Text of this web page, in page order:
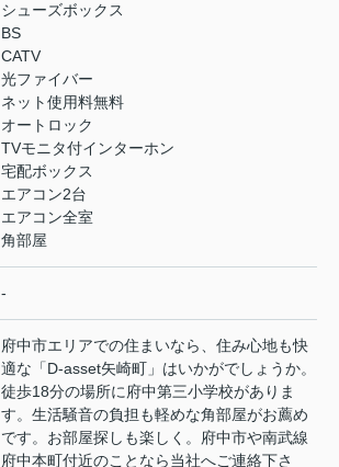
シューズボックス
BS
CATV
光ファイバー
ネット使用料無料
オートロック
TVモニタ付インターホン
宅配ボックス
エアコン2台
エアコン全室
角部屋
-
府中市エリアでの住まいなら、住み心地も快
適な「D-asset矢崎町」はいかがでしょうか。
徒歩18分の場所に府中第三小学校がありま
す。生活騒音の負担も軽めな角部屋がお薦め
です。お部屋探しも楽しく。府中市や南武線
府中本町付近のことなら当社へご連絡下さ